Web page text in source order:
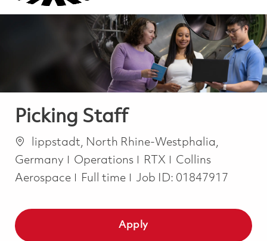
Picking Staff
Location
lippstadt, North Rhine-Westphalia,
Germany
Category
Operations RTX
Collins
Aerospace
Job Type
Full time Job ID: 01847917
Apply